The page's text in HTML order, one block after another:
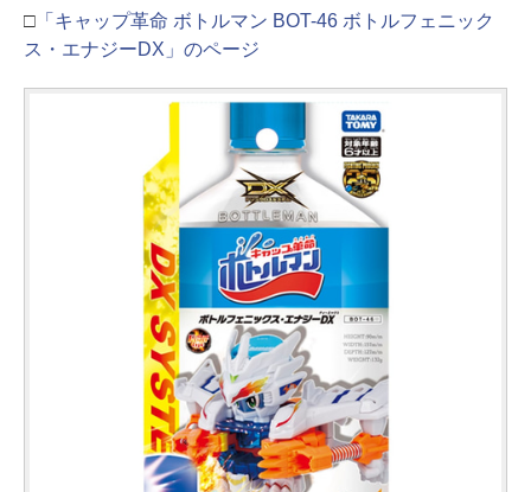
□ 「キャップ革命 ボトルマン BOT-46 ボトルフェニック
ス・エナジーDX」のページ